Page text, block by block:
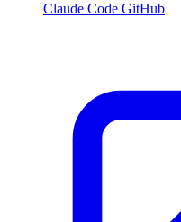
Claude Code GitHub